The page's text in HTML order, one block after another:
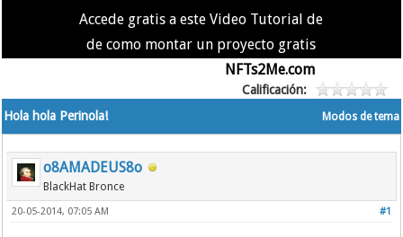
Accede gratis a este Video Tutorial de
de como montar un proyecto gratis
NFTs2Me.com
Calificación:
Modos de tema
Hola hola Perinola!
o8AMADEUS8o
BlackHat Bronce
#1
20-05-2014, 07:05 AM